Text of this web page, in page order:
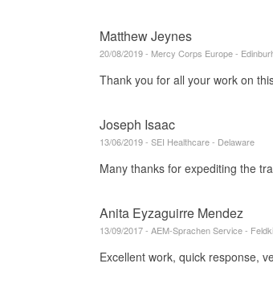
Matthew Jeynes
20/08/2019 - Mercy Corps Europe -
Thank you for all your work on
Joseph Isaac
13/06/2019 - SEI Healthcare - Delaware
Many thanks for expediting the
Anita Eyzaguirre Mendez
13/09/2017 - AEM-Sprachen Service -
Excellent work, quick response,